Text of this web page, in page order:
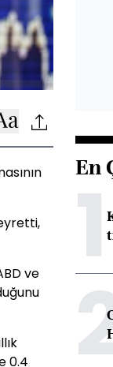
ve
0.4
En
1